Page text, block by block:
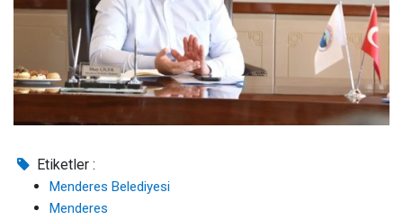
Etiketler :
Menderes Belediyesi
Menderes